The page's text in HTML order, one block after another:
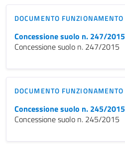
DOCUMENTO
Concessione suolo n. 247/2015
Concessione suolo n. 247/2015
DOCUMENTO
Concessione suolo n. 245/2015
Concessione suolo n. 245/2015